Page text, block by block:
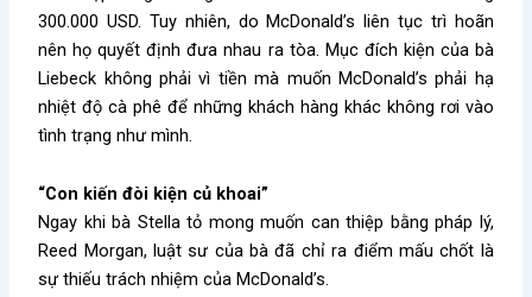
300.000 USD. Tuy nhiên, do McDonald’s liên tục trì hoãn
nên họ quyết định đưa nhau ra tòa. Mục đích kiện của bà
Liebeck không phải vì tiền mà muốn McDonald’s phải hạ
nhiệt độ cà phê để những khách hàng khác không rơi vào
tình trạng như mình.
“Con kiến đòi kiện củ khoai”
Ngay khi bà Stella tỏ mong muốn can thiệp bằng pháp lý,
Reed Morgan, luật sư của bà đã chỉ ra điểm mấu chốt là
sự thiếu trách nhiệm của McDonald’s.